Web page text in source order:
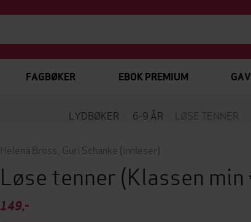
FAGBØKER EBOK PREMIUM
LYDBØKER 6-9 ÅR LØSE TENNER
Helena Bross Guri Schanke (innleser)
Løse tenner(Klassen min
149,-